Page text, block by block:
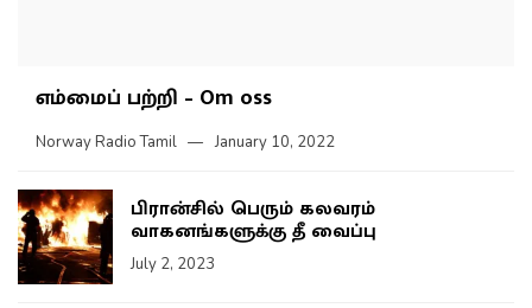
எம்மைப் பற்றி – Om oss
Norway Radio Tamil January 10, 2022
பிரான்சில் பெரும் கலவரம்
வாகனங்களுக்கு தீ வைப்பு
July 2, 2023